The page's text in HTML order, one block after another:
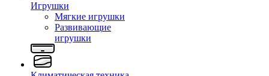
Игрушки
Мягкие игрушки
Развивающие
игрушки